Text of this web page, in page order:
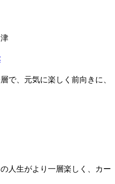
で、元気に楽しく前向きに、
人生がより一層楽しく、カー